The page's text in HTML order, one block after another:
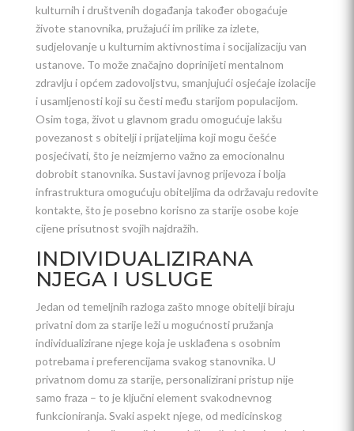
kulturnih i društvenih događanja također obogaćuje
živote stanovnika, pružajući im prilike za izlete,
sudjelovanje u kulturnim aktivnostima i socijalizaciju van
ustanove. To može značajno doprinijeti mentalnom
zdravlju i općem zadovoljstvu, smanjujući osjećaje izolacije
i usamljenosti koji su česti među starijom populacijom.
Osim toga, život u glavnom gradu omogućuje lakšu
povezanost s obitelji i prijateljima koji mogu češće
posjećivati, što je neizmjerno važno za emocionalnu
dobrobit stanovnika. Sustavi javnog prijevoza i bolja
infrastruktura omogućuju obiteljima da održavaju redovite
kontakte, što je posebno korisno za starije osobe koje
cijene prisutnost svojih najdražih.
INDIVIDUALIZIRANA
NJEGA I USLUGE
Jedan od temeljnih razloga zašto mnoge obitelji biraju
privatni dom za starije leži u mogućnosti pružanja
individualizirane njege koja je usklađena s osobnim
potrebama i preferencijama svakog stanovnika. U
privatnom domu za starije, personalizirani pristup nije
samo fraza – to je ključni element svakodnevnog
funkcioniranja. Svaki aspekt njege, od medicinskog